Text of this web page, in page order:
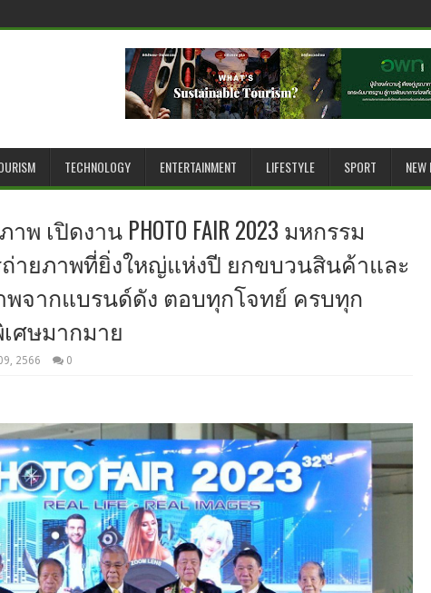
TECHNOLOGY ENTERTAINMENT LIFESTYLE SPORT
เปิดงาน PHOTO FAIR 2023 มหกรรม
ายภาพที่ยิ่งใหญ่แห่งปี ยกขบวนสินค้าและ
พจากแบรนด์ดัง ตอบทุกโจทย์ ครบทุก
ศษมากมาย
2566 0